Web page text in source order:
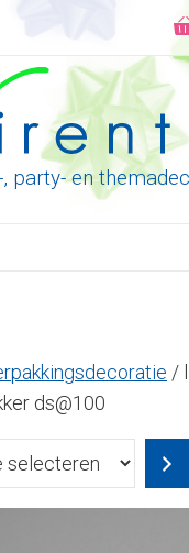
party- en
/
ds@100